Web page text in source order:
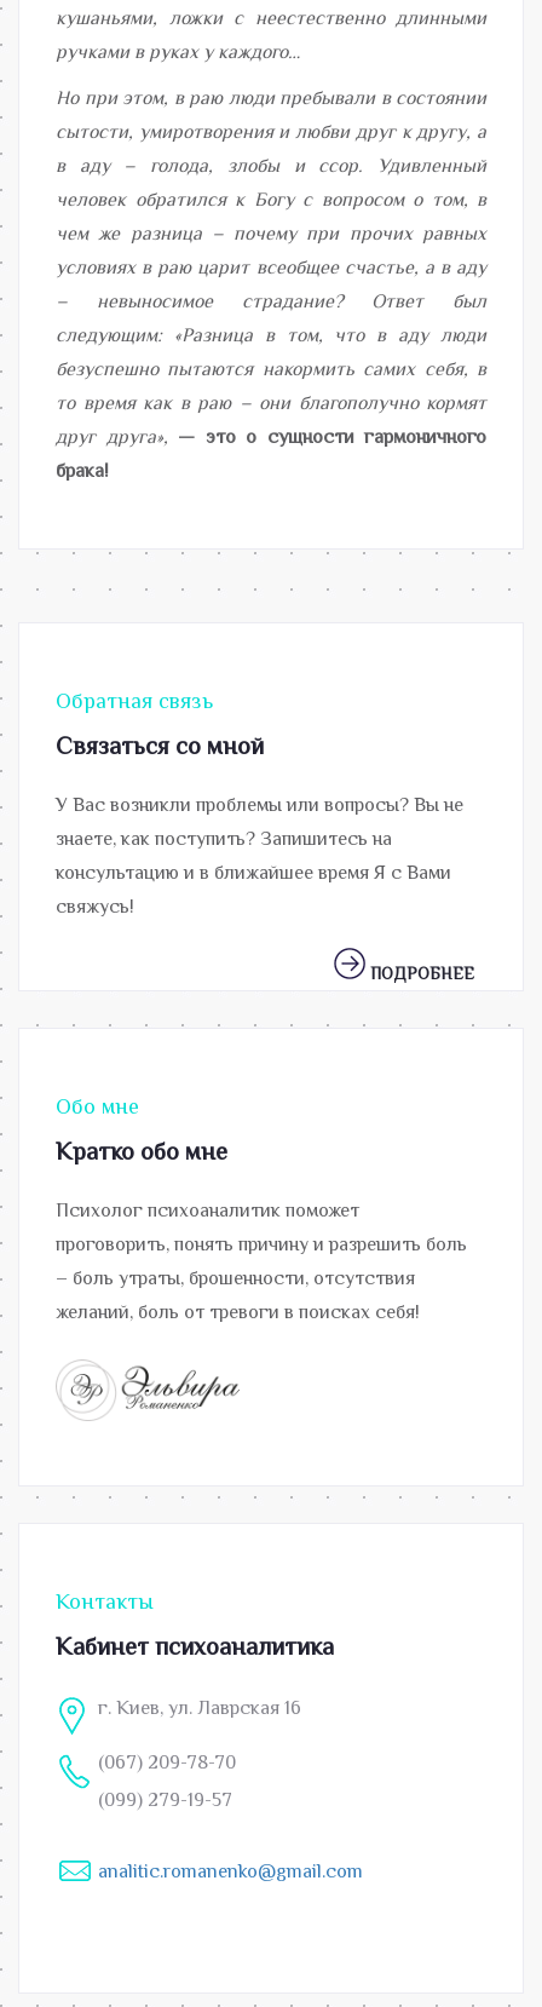
кушаньями, ложки с неестественно длинными
ручками в руках у каждого…
Но при этом, в раю люди пребывали в состоянии
сытости, умиротворения и любви друг к другу, а
в аду – голода, злобы и ссор. Удивленный
человек обратился к Богу с вопросом о том, в
чем же разница – почему при прочих равных
условиях в раю царит всеобщее счастье, а в аду
– невыносимое страдание? Ответ был
следующим: «Разница в том, что в аду люди
безуспешно пытаются накормить самих себя, в
то время как в раю – они благополучно кормят
друг друга», — это о сущности гармоничного
брака!
Обратная связь
Связаться со мной
У Вас возникли проблемы или вопросы? Вы не
знаете, как поступить? Запишитесь на
консультацию и в ближайшее время Я с Вами
свяжусь!
ПОДРОБНЕЕ
Обо мне
Кратко обо мне
Психолог психоаналитик поможет
проговорить, понять причину и разрешить боль
– боль утраты, брошенности, отсутствия
желаний, боль от тревоги в поисках себя!
Контакты
Кабинет психоаналитика
г. Киев, ул. Лаврская 16
(067) 209-78-70
(099) 279-19-57
analitic.romanenko@gmail.com